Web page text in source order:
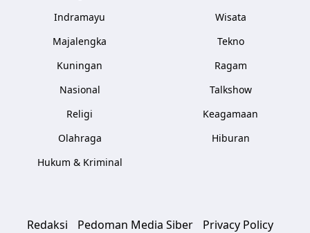
Indramayu
Majalengka
Kuningan
Nasional
Religi
Olahraga
Hukum & Kriminal
Wisata
Tekno
Ragam
Talkshow
Keagamaan
Hiburan
Redaksi Pedoman Media Siber Privacy Policy